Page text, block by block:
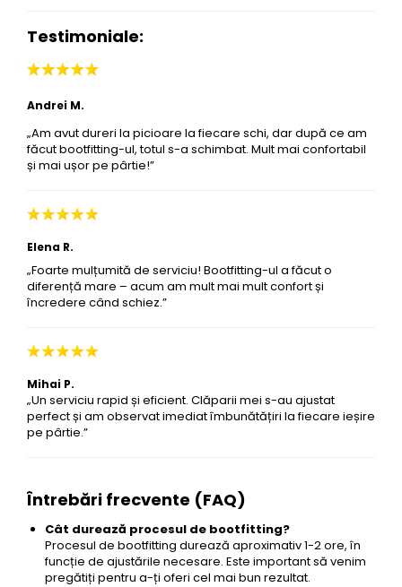
Testimoniale:
Andrei M.
„Am avut dureri la picioare la fiecare schi, dar după ce am
făcut bootfitting-ul, totul s-a schimbat. Mult mai confortabil
și mai ușor pe pârtie!”
Elena R.
„Foarte mulțumită de serviciu! Bootfitting-ul a făcut o
diferență mare – acum am mult mai mult confort și
încredere când schiez.”
Mihai P.
„Un serviciu rapid și eficient. Clăparii mei s-au ajustat
perfect și am observat imediat îmbunătățiri la fiecare ieșire
pe pârtie.”
Întrebări frecvente (FAQ)
Cât durează procesul de bootfitting?
Procesul de bootfitting durează aproximativ 1-2 ore, în
funcție de ajustările necesare. Este important să venim
pregătiți pentru a-ți oferi cel mai bun rezultat.